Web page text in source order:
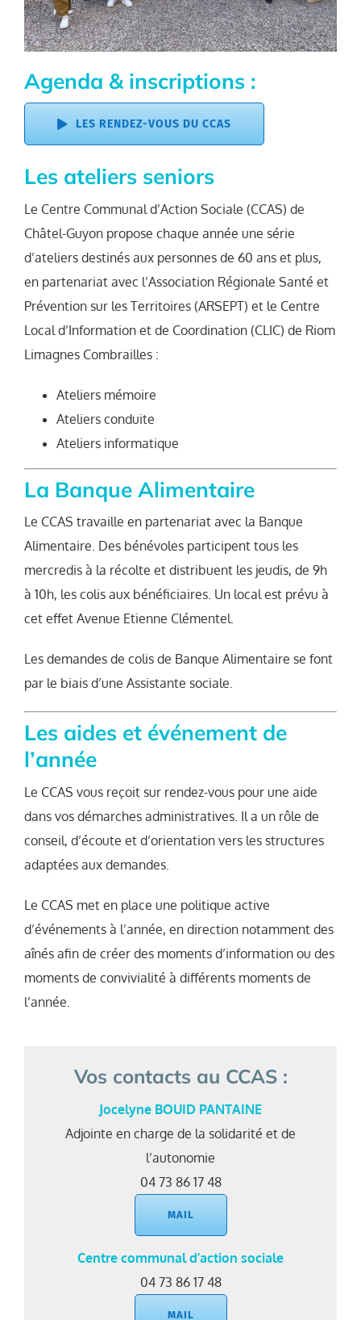
Agenda & inscriptions :
LES RENDEZ-VOUS DU CCAS
Les ateliers seniors
Le Centre Communal d’Action Sociale (CCAS) de
Châtel-Guyon propose chaque année une série
d’ateliers destinés aux personnes de 60 ans et plus,
en partenariat avec l’Association Régionale Santé et
Prévention sur les Territoires (ARSEPT) et le Centre
Local d’Information et de Coordination (CLIC) de Riom
Limagnes Combrailles :
Ateliers mémoire
Ateliers conduite
Ateliers informatique
La Banque Alimentaire
Le CCAS travaille en partenariat avec la Banque
Alimentaire. Des bénévoles participent tous les
mercredis à la récolte et distribuent les jeudis, de 9h
à 10h, les colis aux bénéficiaires. Un local est prévu à
cet effet Avenue Etienne Clémentel.
Les demandes de colis de Banque Alimentaire se font
par le biais d’une Assistante sociale.
Les aides et événement de
l’année
Le CCAS vous reçoit sur rendez-vous pour une aide
dans vos démarches administratives. Il a un rôle de
conseil, d’écoute et d’orientation vers les structures
adaptées aux demandes.
Le CCAS met en place une politique active
d’événements à l’année, en direction notamment des
aînés afin de créer des moments d’information ou des
moments de convivialité à différents moments de
l’année.
Vos contacts au CCAS :
Jocelyne BOUID PANTAINE
Adjointe en charge de la solidarité et de
l’autonomie
04 73 86 17 48
MAIL
Centre communal d’action sociale
04 73 86 17 48
MAIL